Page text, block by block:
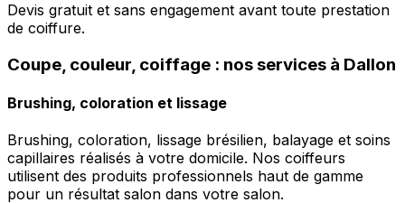
Devis gratuit et sans engagement avant toute prestation
de coiffure.
Coupe, couleur, coiffage : nos services à Dallon
Brushing, coloration et lissage
Brushing, coloration, lissage brésilien, balayage et soins
capillaires réalisés à votre domicile. Nos coiffeurs
utilisent des produits professionnels haut de gamme
pour un résultat salon dans votre salon.